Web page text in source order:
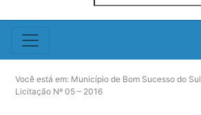
Você está em: Município de Bom Sucesso do Sul
Licitação Nº 05 – 2016